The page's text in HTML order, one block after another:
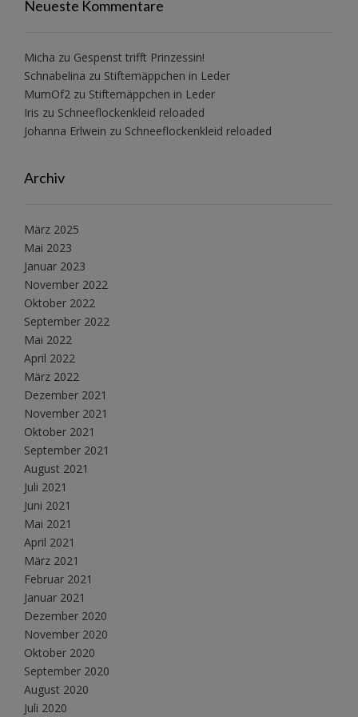
Neueste Kommentare
Micha zu Gespenst trifft Prinzessin!
Schnabelina zu Stiftemäppchen in Leder
MumOf2 zu Stiftemäppchen in Leder
Iris zu Schneeflockenkleid reloaded
Johanna Erlwein zu Schneeflockenkleid reloaded
Archiv
März 2025
Mai 2023
Januar 2023
November 2022
Oktober 2022
September 2022
Mai 2022
April 2022
März 2022
Dezember 2021
November 2021
Oktober 2021
September 2021
August 2021
Juli 2021
Juni 2021
Mai 2021
April 2021
März 2021
Februar 2021
Januar 2021
Dezember 2020
November 2020
Oktober 2020
September 2020
August 2020
Juli 2020